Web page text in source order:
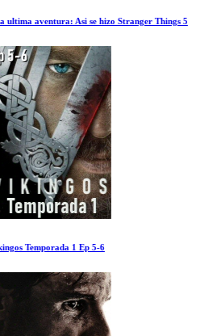
hizo Stranger Things 5
5-6